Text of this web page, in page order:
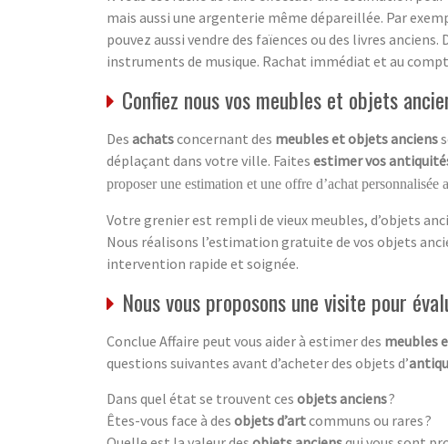
mais aussi une argenterie même dépareillée. Par
pouvez aussi vendre des faïences ou des livres
instruments de musique. Rachat immédiat et au
Confiez nous vos meubles et objets
Des achatsconcernant des meubles et objets anciens
déplaçant dans votre ville. Faites estimer vos
proposer une estimation et une offre d’achat personnalisée
Votre grenier est rempli de vieux meubles, d’objets
Nous réalisons l’estimation gratuite de vos objets
intervention rapide et soignée.
Nous vous proposons une visite pour
Conclue Affaire peut vous aider à estimer des meubles
questions suivantes avant d’acheter des objets d’
Dans quel état se trouvent ces objets anciens?
Êtes-vous face à des objets d’artcommuns ou rares ?